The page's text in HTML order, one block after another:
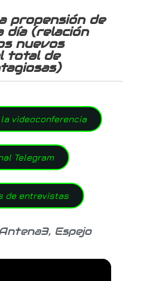
propensión de
día (relación
nuevos
total de
videoconferencia
Telegram
de entrevistas
Espejo